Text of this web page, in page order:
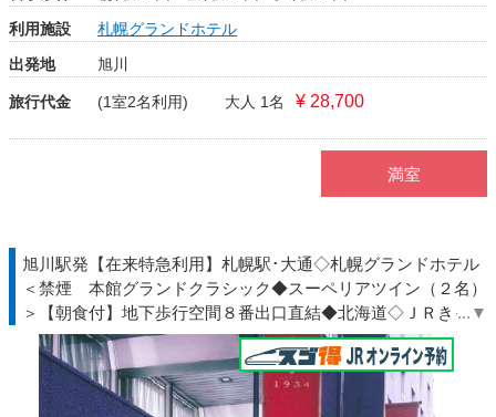
利用施設
札幌グランドホテル
出発地
旭川
旅行代金 (1室2名利用) 大人 1名 ¥ 28,700
満室
旭川駅発【在来特急利用】札幌駅･大通◇札幌グランドホテル
＜禁煙 本館グランドクラシック◆スーペリアツイン（２名）
＞【朝食付】地下歩行空間８番出口直結◆北海道◇ＪＲきっぷ
駅受取